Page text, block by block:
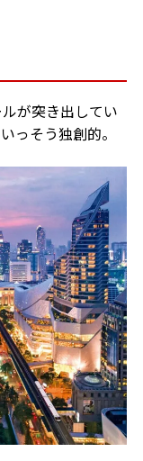
が突き出してい
っそう独創的。